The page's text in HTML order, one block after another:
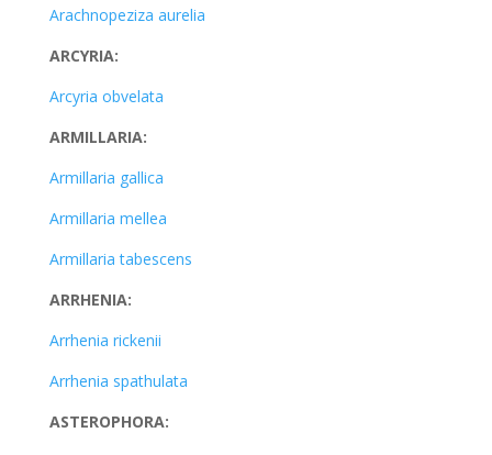
Arachnopeziza aurelia
ARCYRIA:
Arcyria obvelata
ARMILLARIA:
Armillaria gallica
Armillaria mellea
Armillaria tabescens
ARRHENIA:
Arrhenia rickenii
Arrhenia spathulata
ASTEROPHORA: